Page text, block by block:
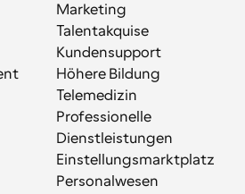
Marketing
Talentakquise
Kundensupport
Höhere Bildung
Telemedizin
Professionelle
Dienstleistungen
Einstellungsmarktplatz
Personalwesen